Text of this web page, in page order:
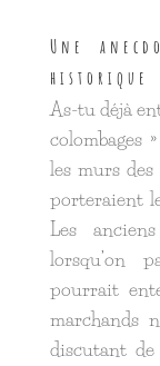
Une
historique
As-tu déjà
colombages
les murs des
porteraient
Les
lorsqu’on
pourrait
marchands
discutant